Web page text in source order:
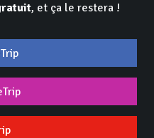
, et ça le restera !